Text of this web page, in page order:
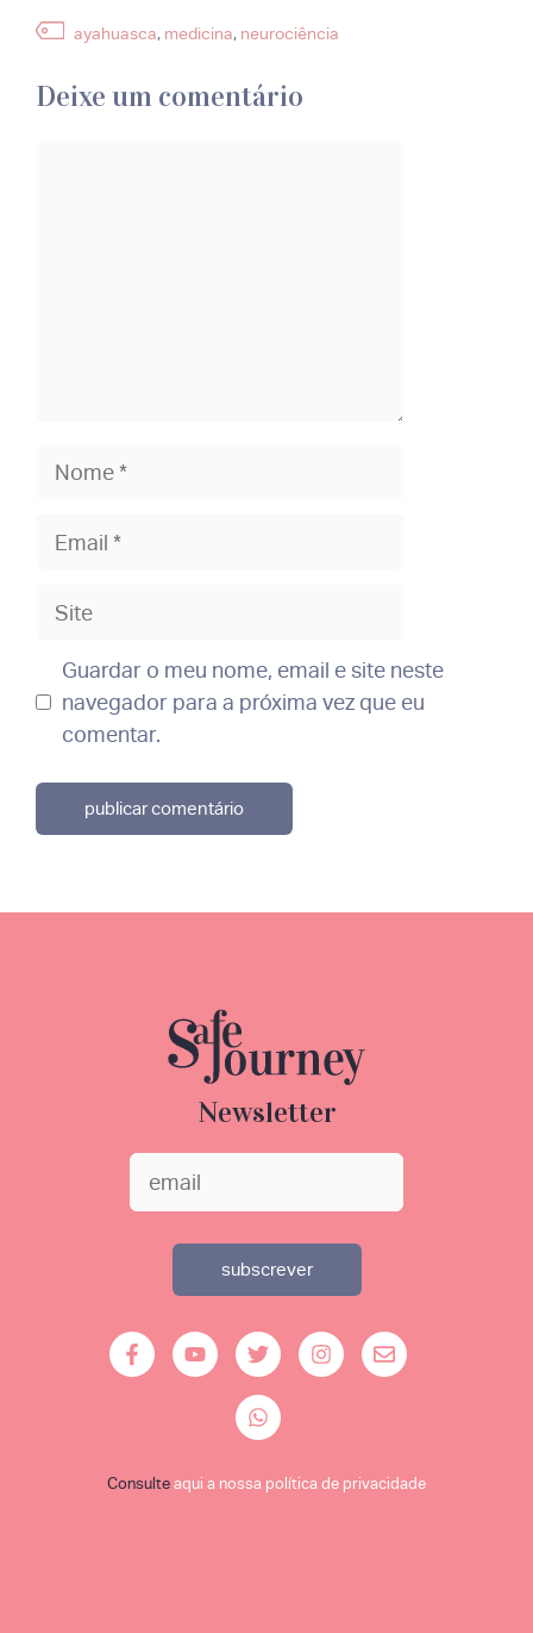
Etiquetas
ayahuasca, medicina, neurociência
Deixe um comentário
Guardar o meu nome, email e site neste
navegador para a próxima vez que eu
comentar.
Newsletter
Consulte aqui a nossa política de privacidade